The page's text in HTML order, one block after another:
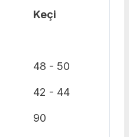
Keçi
48 - 50
42 - 44
90